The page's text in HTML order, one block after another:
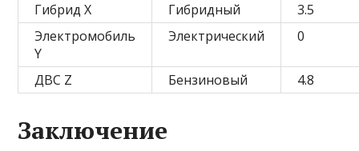
Гибрид X Гибридный
3.5
Электромобиль
Y
Электрический 0
ДВС Z Бензиновый 4.8
Заключение